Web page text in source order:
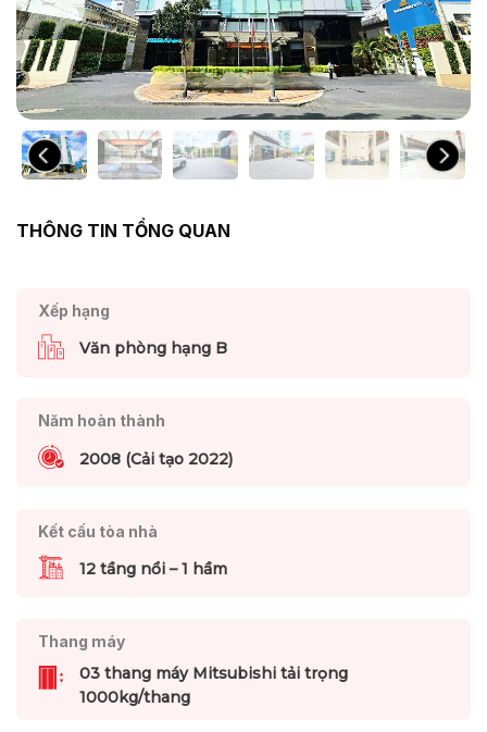
THÔNG TIN TỔNG QUAN
Xếp hạng
Văn phòng hạng B
Năm hoàn thành
2008 (Cải tạo 2022)
Kết cấu tòa nhà
12 tầng nổi – 1 hầm
Thang máy
03 thang máy Mitsubishi tải trọng
1000kg/thang